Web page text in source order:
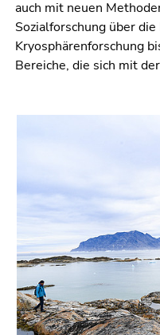
Suche
(Zugriffstaste
9)
auch mit neuen
Sozialforschung über
Kryosphärenforschung
Bereiche, die sich mit